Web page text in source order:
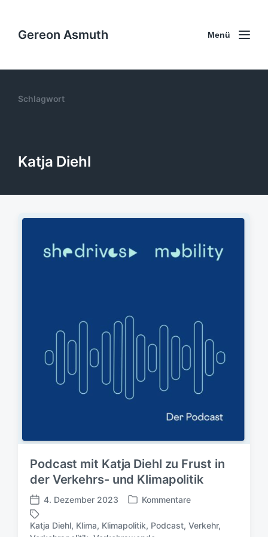
Gereon Asmuth Menü
Schlagwort
Katja Diehl
Podcast mit Katja Diehl zu Frust in
der Verkehrs- und Klimapolitik
V
e
r
4. Dezember 2023
V
r
Kommentare
S
Katja Diehl, Klima, Klimapolitik, Podcast, Verkehr,